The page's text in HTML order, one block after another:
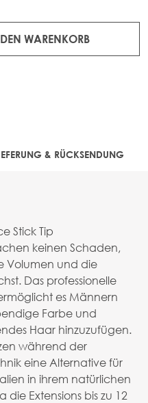
WARENKORB
& RÜCKSENDUNG
Stick Tip
keinen Schaden,
Volumen und die
Das professionelle
es Männern
Farbe und
Haar hinzuzufügen.
während der
eine Alternative für
in ihrem natürlichen
Extensions bis zu 12